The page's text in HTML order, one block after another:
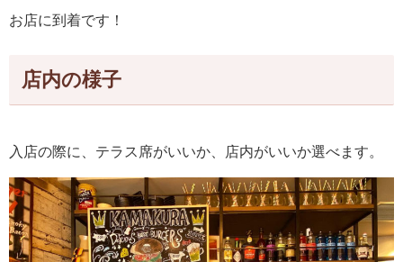
お店に到着です！
店内の様子
入店の際に、テラス席がいいか、店内がいいか選べます。